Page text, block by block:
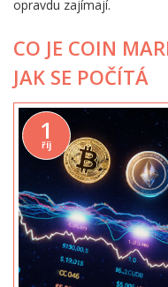
opravdu zajímají.
CO JE COIN
JAK SE POČÍTÁ
1
říj